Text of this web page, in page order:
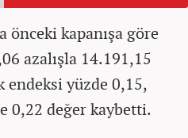
önceki kapanışa göre
azalışla 14.191,15
endeksi yüzde 0,15,
0,22 değer kaybetti.